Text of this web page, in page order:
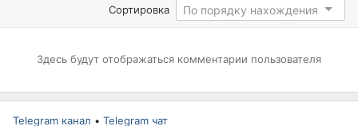
Сортировка По порядку нахождения
Здесь будут отображаться комментарии пользователя
Telegram канал • Telegram чат